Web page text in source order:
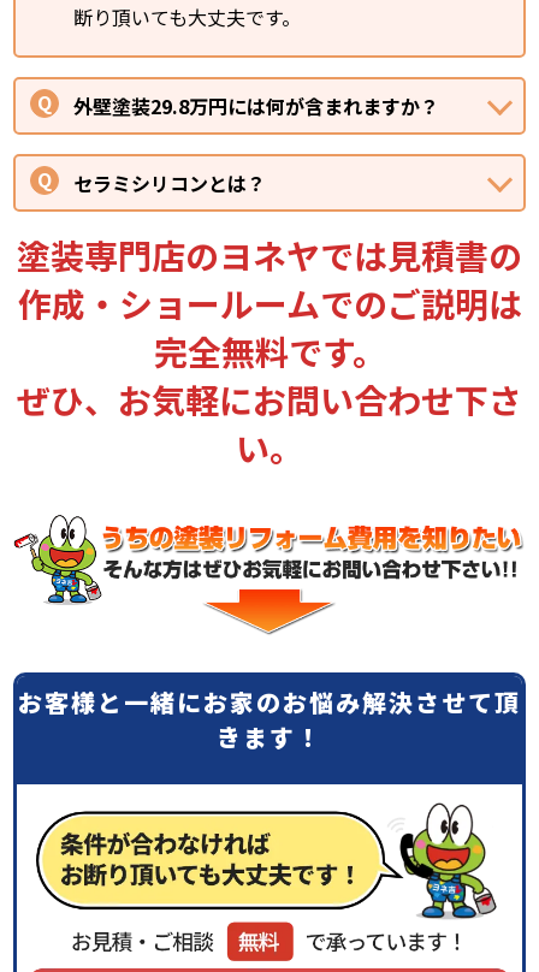
断り頂いても大丈夫です。
外壁塗装29.8万円には何が含まれますか？
セラミシリコンとは？
塗装専門店のヨネヤでは見積書の
作成・ショールームでのご説明は
完全無料です。
ぜひ、お気軽にお問い合わせ下さ
い。
お客様と一緒にお家のお悩み解決させて頂
きます！